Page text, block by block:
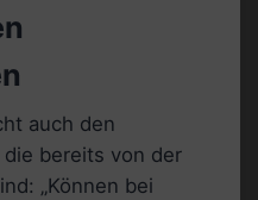
auch den
bereits von der
„Können bei